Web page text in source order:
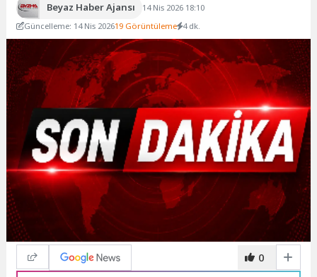
Beyaz Haber Ajansı
14 Nis 2026 18:10
Güncelleme: 14 Nis 202619 Görüntüleme 4 dk.
0